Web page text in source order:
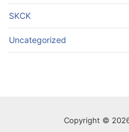
SKCK
Uncategorized
Copyright ©